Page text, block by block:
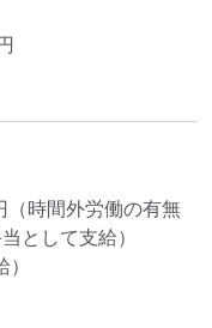
時間外労働の有無
として⽀給）